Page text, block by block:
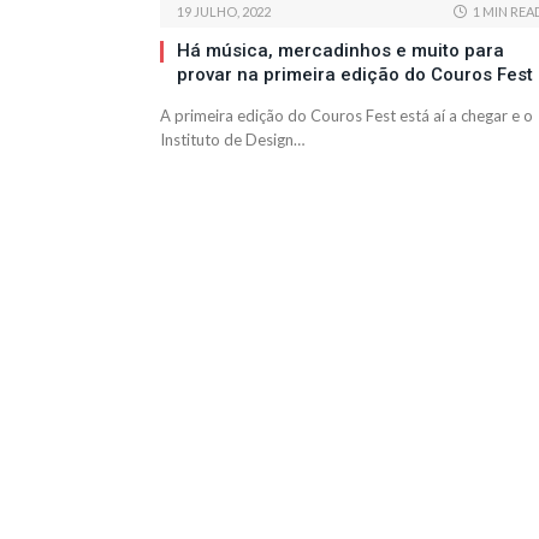
19 JULHO, 2022 1 MIN
Há música, mercadinhos e muito para
provar na primeira edição do Couros Fest
A primeira edição do Couros Fest está aí a chegar e o
Instituto de Design…